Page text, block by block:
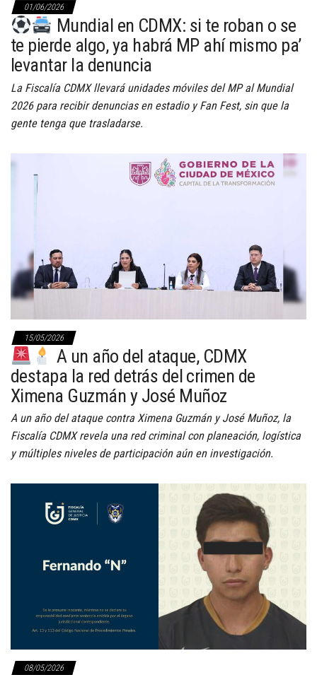
01/06/2026
Mundial en CDMX: si te roban o se
te pierde algo, ya habrá MP ahí mismo pa’
levantar la denuncia
La Fiscalía CDMX llevará unidades móviles del MP al Mundial
2026 para recibir denuncias en estadio y Fan Fest, sin que la
gente tenga que trasladarse.
15/05/2026
A un año del ataque, CDMX
destapa la red detrás del crimen de
Ximena Guzmán y José Muñoz
A un año del ataque contra Ximena Guzmán y José Muñoz, la
Fiscalía CDMX revela una red criminal con planeación, logística
y múltiples niveles de participación aún en investigación.
08/05/2026